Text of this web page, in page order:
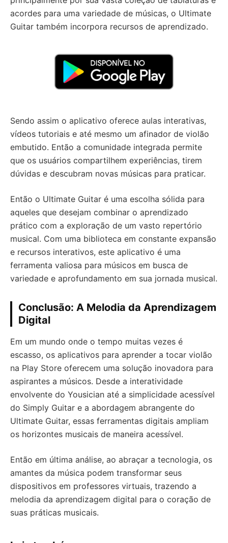
acordes para uma variedade de músicas, o Ultimate
Guitar também incorpora recursos de aprendizado.
Sendo assim o aplicativo oferece aulas interativas,
vídeos tutoriais e até mesmo um afinador de violão
embutido. Então a comunidade integrada permite
que os usuários compartilhem experiências, tirem
dúvidas e descubram novas músicas para praticar.
Então o Ultimate Guitar é uma escolha sólida para
aqueles que desejam combinar o aprendizado
prático com a exploração de um vasto repertório
musical. Com uma biblioteca em constante expansão
e recursos interativos, este aplicativo é uma
ferramenta valiosa para músicos em busca de
variedade e aprofundamento em sua jornada musical.
Conclusão: A Melodia da Aprendizagem
Digital
Em um mundo onde o tempo muitas vezes é
escasso, os aplicativos para aprender a tocar violão
na Play Store oferecem uma solução inovadora para
aspirantes a músicos. Desde a interatividade
envolvente do Yousician até a simplicidade acessível
do Simply Guitar e a abordagem abrangente do
Ultimate Guitar, essas ferramentas digitais ampliam
os horizontes musicais de maneira acessível.
Então em última análise, ao abraçar a tecnologia, os
amantes da música podem transformar seus
dispositivos em professores virtuais, trazendo a
melodia da aprendizagem digital para o coração de
suas práticas musicais.